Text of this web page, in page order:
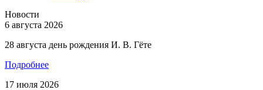
Новости
6 августа 2026
28 августа день рождения И. В. Гёте
Подробнее
17 июля 2026